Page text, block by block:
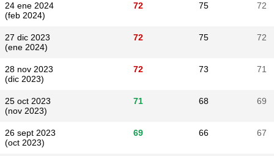
24 ene 2024
(feb 2024)
72 75 72
27 dic 2023
(ene 2024)
72 75 72
28 nov 2023
(dic 2023)
72 73 71
25 oct 2023
(nov 2023)
71 68 69
26 sept 2023
(oct 2023)
69 66 67